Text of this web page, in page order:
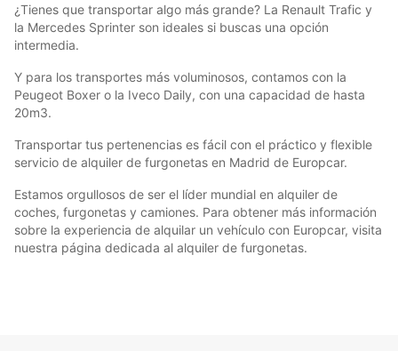
¿Tienes que transportar algo más grande? La Renault Trafic y
la Mercedes Sprinter son ideales si buscas una opción
intermedia.
Y para los transportes más voluminosos, contamos con la
Peugeot Boxer o la Iveco Daily, con una capacidad de hasta
20m3.
Transportar tus pertenencias es fácil con el práctico y flexible
servicio de alquiler de furgonetas en Madrid de Europcar.
Estamos orgullosos de ser el líder mundial en alquiler de
coches, furgonetas y camiones. Para obtener más información
sobre la experiencia de alquilar un vehículo con Europcar, visita
nuestra página dedicada al alquiler de furgonetas.